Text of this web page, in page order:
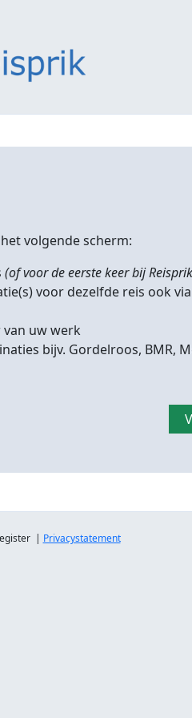
volgende scherm:
(of voor de eerste keer bij
voor dezelfde reis ook
van uw werk
bijv. Gordelroos, BMR,
| Privacystatement